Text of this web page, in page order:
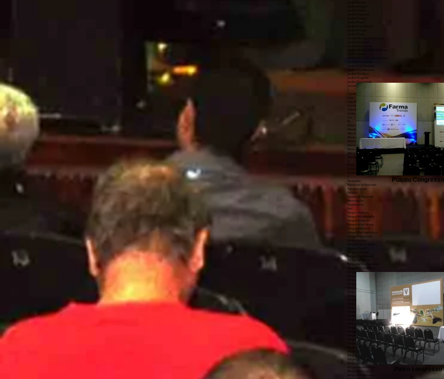
Jardim Vila Mariana
Jardim Vila Rica
Jardim Virginia
Jardim Vista Linda
Jurubatuba
L
Lajeado
Lapa
Lapa De Baixo
Lauzane Paulista
Liberdade
Limão
Luz
M
M'boi Mirim
Mandaqui
Maranhão
Mirandópolis
Moema
Moinho Velho
Mooca
Morro dos Ingleses
Morumbi
Nossa Senhora do Ó
Nova Piraju
Núcleo do Engordador
P
Pacaembu
Paineiras do Morumbi
Parada Inglesa
Paraíso
Paraíso do Morumbi
Paraisópolis
Parelheiros
Pari
Parque América
Parque Anhangüera
Parque Anhembi
Parque Artur Alvim
Parque Atlântico
Parque Boa Esperança
Parque Boturussu
Parque Bristol
Parque da Mooca
Parque da Vila Prudente
Parque das Paineiras
Parque do Carmo
Parque Edu Chaves
Parque Fongaro
Parque Ibirapuera
Parque Jabaquara
Parque Luis Mucciolo
Parque Mandaqui
Parque Maria Helena
Parque Maria Luiza
Parque Novo Mundo
Parque Peruche
Parque Regina
Parque Residencial da Lapa
Parque Residencial Julia
Parque Residencial Oratorio
Parque Santa Amélia
Parque Santa Madalena
Parque Santo Antônio
Parque São Domingos
Parque São Jorge
Parque São Lourenço
Púlpito Congresso
Palco congresso